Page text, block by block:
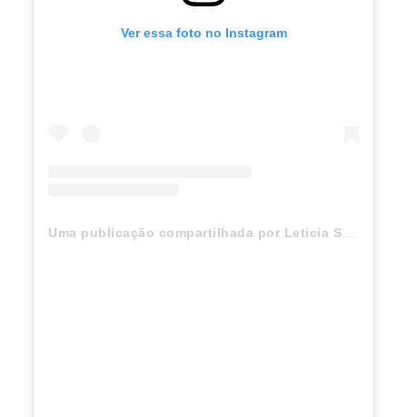
Ver essa foto no Instagram